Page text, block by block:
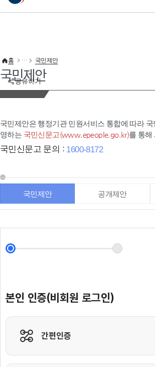
이 누리집은 대한민국 공식 전자정부 누리집입니다.
공유하기
홈 국민제안
국민제안
국민제안은 행정기관 민원서비스 통합에 따라
영하는 국민신문고(www.epeople.go.kr)를 통해
국민신문고 문의 : 1600-8172
국민제안 공개제안